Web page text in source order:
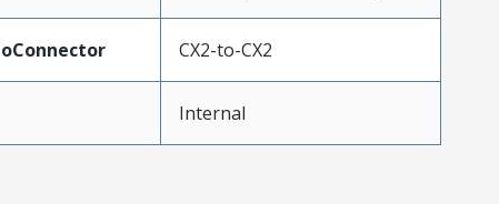
CX2-to-CX2
Internal